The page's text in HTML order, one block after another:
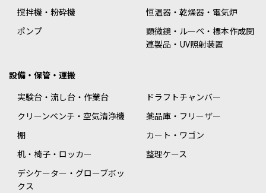
撹拌機・粉砕機
恒温器・乾燥器・電気炉
ポンプ
顕微鏡・ルーペ・標本作成関
連製品・UV照射装置
設備・保管・運搬
実験台・流し台・作業台
ドラフトチャンバー
クリーンベンチ・空気清浄機
薬品庫・フリーザー
棚
カート・ワゴン
机・椅子・ロッカー
整理ケース
デシケーター・グローブボッ
クス